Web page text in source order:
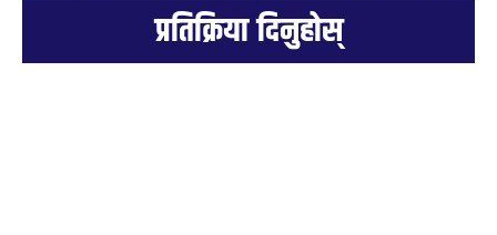
प्रतिक्रिया दिनुहोस्